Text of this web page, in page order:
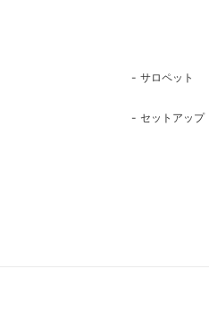
サロペット
セットアップ